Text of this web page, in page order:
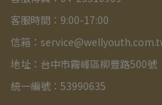
客服時間：9:00-17:00
信箱：
地址：台中市霧峰區柳豐路500號
統一編號：53990635